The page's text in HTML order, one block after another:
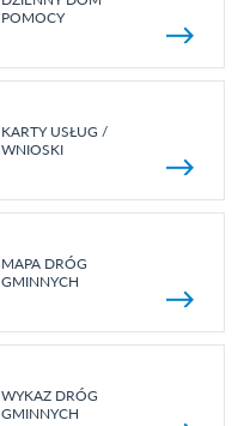
POMOCY
KARTY USŁUG /
WNIOSKI
MAPA DRÓG
GMINNYCH
WYKAZ DRÓG
GMINNYCH